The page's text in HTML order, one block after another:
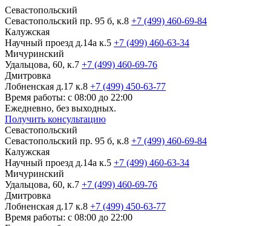
Севастопольский
Севастопольский пр. 95 б, к.8 +7 (499) 460-69-84
Калужская
Научный проезд д.14а к.5 +7 (499) 460-63-34
Мичуринский
Удальцова, 60, к.7 +7 (499) 460-69-76
Дмитровка
Лобненская д.17 к.8 +7 (499) 450-63-77
Время работы: с 08:00 до 22:00
Ежедневно, без выходных.
Получить консультацию
Севастопольский
Севастопольский пр. 95 б, к.8 +7 (499) 460-69-84
Калужская
Научный проезд д.14а к.5 +7 (499) 460-63-34
Мичуринский
Удальцова, 60, к.7 +7 (499) 460-69-76
Дмитровка
Лобненская д.17 к.8 +7 (499) 450-63-77
Время работы: с 08:00 до 22:00